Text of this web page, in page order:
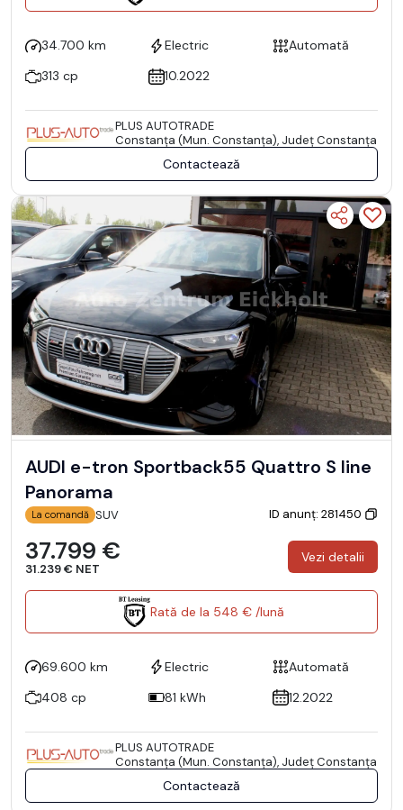
34.700 km Electric
Automată
313 cp
10.2022
PLUS AUTOTRADE
Constanţa (Mun. Constanţa), Județ Constanţa
Contactează
AUDI e-tron Sportback55 Quattro S line
Panorama
La comandă SUV ID anunț: 281450
37.799 €
31.239 € NET
Vezi detalii
Rată de la 548 € /lună
69.600 km Electric
Automată
408 cp
81 kWh 12.2022
PLUS AUTOTRADE
Constanţa (Mun. Constanţa), Județ Constanţa
Contactează